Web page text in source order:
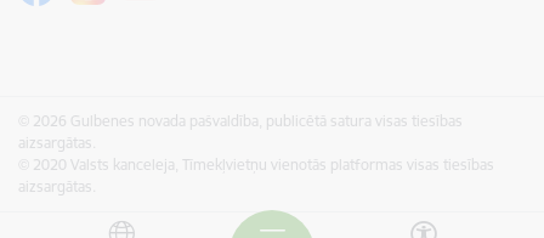
© 2026 Gulbenes novada pašvaldība, publicētā satura visas tiesības
aizsargātas.
© 2020 Valsts kanceleja, Tīmekļvietņu vienotās platformas visas tiesības
aizsargātas.